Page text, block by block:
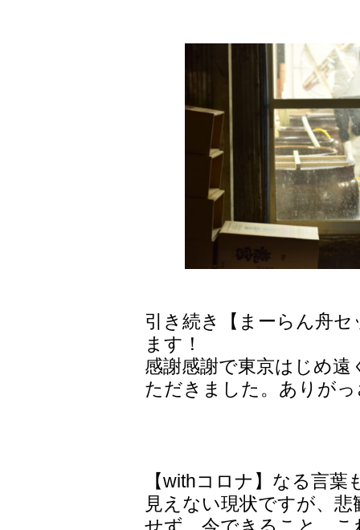
引き続き【まーらん舟
ます！
感謝感謝で東京はじめ
ただきました。ありが
【withコロナ】なる言
見えない現状ですが、